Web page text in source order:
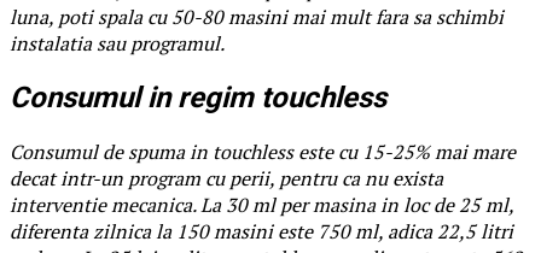
luna, poti spala cu 50-80 masini mai mult fara sa schimbi
instalatia sau programul.
Consumul in regim touchless
Consumul de spuma in touchless este cu 15-25% mai mare
decat intr-un program cu perii, pentru ca nu exista
interventie mecanica. La 30 ml per masina in loc de 25 ml,
diferenta zilnica la 150 masini este 750 ml, adica 22,5 litri